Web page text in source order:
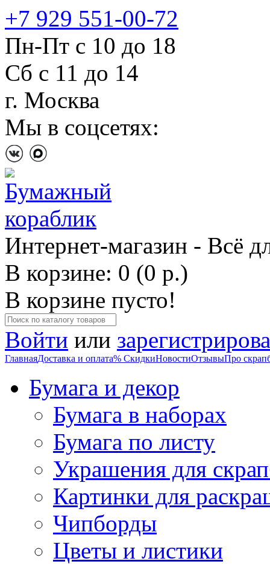
+7 929 551-00-72
Пн-Пт с 10 до 18
Сб с 11 до 14
г. Москва
Мы в соцсетях:
Интернет-магазин - Всё
В корзине: 0 (0 р.)
В корзине пусто!
Войти или
ГлавнаяДоставка и оплата% СкидкиНовостиОтзывыПро
Бумага и декор
Бумага в наборах
Бумага по листу
Украшения для
Картинки для
Чипборды
Цветы и листики